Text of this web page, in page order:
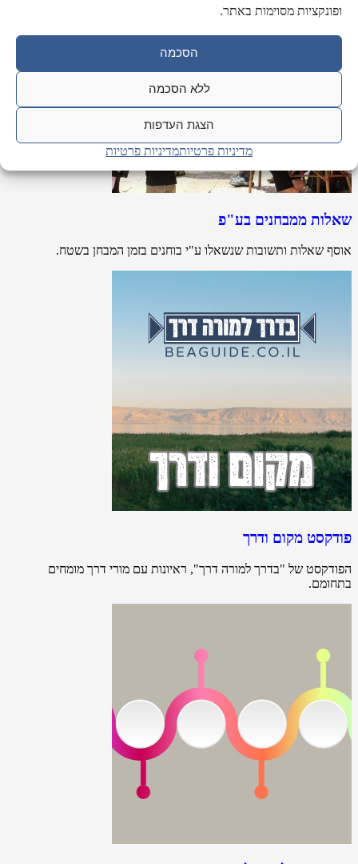
ופונקציות מסוימות באתר.
הסכמה
ללא הסכמה
הצגת העדפות
מדיניות פרטיותמדיניות פרטיות
שאלות ממבחנים בע"פ
אוסף שאלות ותשובות שנשאלו ע"י בוחנים בזמן המבחן בשטח.
פודקסט מקום ודרך
הפודקסט של "בדרך למורה דרך", ראיונות עם מורי דרך מומחים
בתחומם.